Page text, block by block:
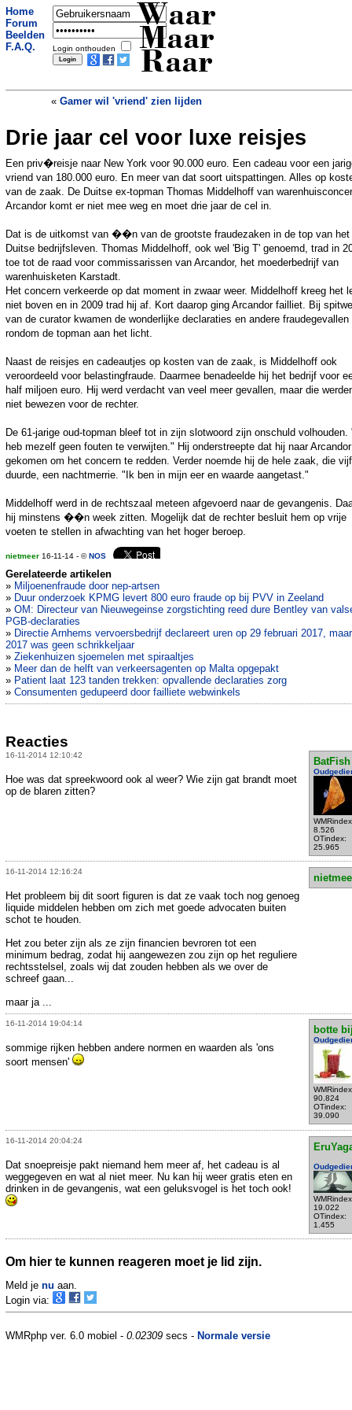
Home
Forum
Beelden
F.A.Q.
Login onthouden
Waar
Maar
Raar
« Gamer wil 'vriend' zien lijden
Ex wil meer dan 1 miljard na scheiding
»
Drie jaar cel voor luxe reisjes
Een priv�reisje naar New York voor 90.000 euro. Een cadeau voor een
vriend van 180.000 euro. En meer van dat soort uitspattingen. Alles op
van de zaak. De Duitse ex-topman Thomas Middelhoff van
Arcandor komt er niet mee weg en moet drie jaar de cel in.
Dat is de uitkomst van ��n van de grootste fraudezaken in de top van het
Duitse bedrijfsleven. Thomas Middelhoff, ook wel 'Big T' genoemd, trad in
toe tot de raad voor commissarissen van Arcandor, het moederbedrijf van
warenhuisketen Karstadt.
Het concern verkeerde op dat moment in zwaar weer. Middelhoff kreeg het
niet boven en in 2009 trad hij af. Kort daarop ging Arcandor failliet. Bij
van de curator kwamen de wonderlijke declaraties en andere fraudegevallen
rondom de topman aan het licht.
Naast de reisjes en cadeautjes op kosten van de zaak, is Middelhoff ook
veroordeeld voor belastingfraude. Daarmee benadeelde hij het bedrijf voor
half miljoen euro. Hij werd verdacht van veel meer gevallen, maar die
niet bewezen voor de rechter.
De 61-jarige oud-topman bleef tot in zijn slotwoord zijn onschuld volhouden.
heb mezelf geen fouten te verwijten." Hij onderstreepte dat hij naar
gekomen om het concern te redden. Verder noemde hij de hele zaak, die
duurde, een nachtmerrie. "Ik ben in mijn eer en waarde aangetast."
Middelhoff werd in de rechtszaal meteen afgevoerd naar de gevangenis.
hij minstens ��n week zitten. Mogelijk dat de rechter besluit hem op vrije
voeten te stellen in afwachting van het hoger beroep.
nietmeer 16-11-14 - ©NOS
Gerelateerde artikelen
» Miljoenenfraude door nep-artsen
» Duur onderzoek KPMG levert 800 euro fraude op bij PVV in Zeeland
» OM: Directeur van Nieuwegeinse zorgstichting reed dure Bentley van
PGB-declaraties
» Directie Arnhems vervoersbedrijf declareert uren op 29 februari 2017, maar
2017 was geen schrikkeljaar
» Ziekenhuizen sjoemelen met spiraaltjes
» Meer dan de helft van verkeersagenten op Malta opgepakt
» Patient laat 123 tanden trekken: opvallende declaraties zorg
» Consumenten gedupeerd door failliete webwinkels
Reacties
16-11-2014 12:10:42
BatFish
8.526
OTindex:
25.965
Hoe was dat spreekwoord ook al weer? Wie zijn gat brandt moet
op de blaren zitten?
16-11-2014 12:16:24
Het probleem bij dit soort figuren is dat ze vaak toch nog genoeg
liquide middelen hebben om zich met goede advocaten buiten
schot te houden.
Het zou beter zijn als ze zijn financien bevroren tot een
minimum bedrag, zodat hij aangewezen zou zijn op het reguliere
rechtsstelsel, zoals wij dat zouden hebben als we over de
schreef gaan...
maar ja ...
16-11-2014 19:04:14
botte
90.824
OTindex:
39.090
sommige rijken hebben andere normen en waarden als 'ons
soort mensen'
16-11-2014 20:04:24
19.022
OTindex:
1.455
Dat snoepreisje pakt niemand hem meer af, het cadeau is al
weggegeven en wat al niet meer. Nu kan hij weer gratis eten en
drinken in de gevangenis, wat een geluksvogel is het toch ook!
Om hier te kunnen reageren moet je lid zijn.
Meld je nu aan.
Login via:
WMRphp ver. 6.0 mobiel - 0.02309 secs - Normale versie